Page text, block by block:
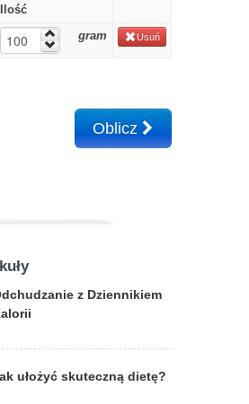
Ilość
gram Usuń
Oblicz
z Dziennikiem
ułożyć skuteczną dietę?